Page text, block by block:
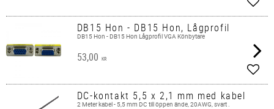
Add
DB15 Hon - DB15 Hon, Lågprofil
DB15 Hon - DB15 Hon Lågprofil VGA Könbytare
53,00 KR
Add
DC-kontakt 5,5 x 2,1 mm med kabel
2 Meter kabel - 5,5 mm DC till öppen ände, 20AWG, svart .